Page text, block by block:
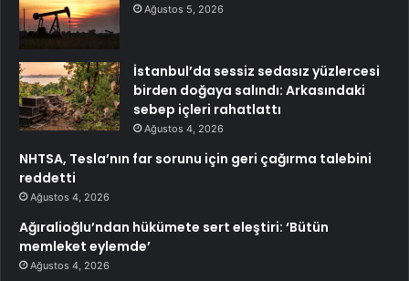
Ağustos 5, 2026
İstanbul’da sessiz sedasız yüzlercesi
birden doğaya salındı: Arkasındaki
sebep içleri rahatlattı
Ağustos 4, 2026
NHTSA, Tesla’nın far sorunu için geri çağırma talebini
reddetti
Ağustos 4, 2026
Ağıralioğlu’ndan hükümete sert eleştiri: ‘Bütün
memleket eylemde’
Ağustos 4, 2026